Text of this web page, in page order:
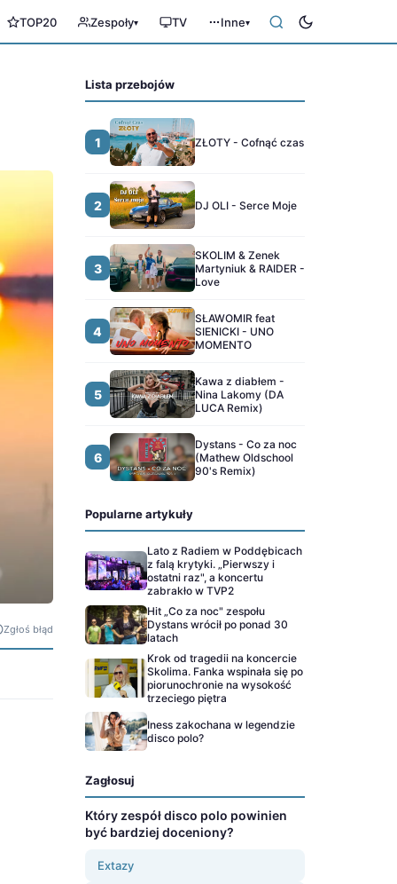
TOP20 Zespoły▾ TV Inne▾
Zgłoś błąd
Lista przebojów
1 ZŁOTY - Cofnąć czas
2 DJ OLI - Serce Moje
3
SKOLIM & Zenek
Martyniuk & RAIDER -
Love
4
SŁAWOMIR feat
SIENICKI - UNO
MOMENTO
5
Kawa z diabłem -
Nina Lakomy (DA
LUCA Remix)
6
Dystans - Co za noc
(Mathew Oldschool
90's Remix)
Popularne artykuły
Lato z Radiem w Poddębicach
z falą krytyki. „Pierwszy i
ostatni raz", a koncertu
zabrakło w TVP2
Hit „Co za noc" zespołu
Dystans wrócił po ponad 30
latach
Krok od tragedii na koncercie
Skolima. Fanka wspinała się po
piorunochronie na wysokość
trzeciego piętra
Iness zakochana w legendzie
disco polo?
Zagłosuj
Który zespół disco polo powinien
być bardziej doceniony?
Extazy